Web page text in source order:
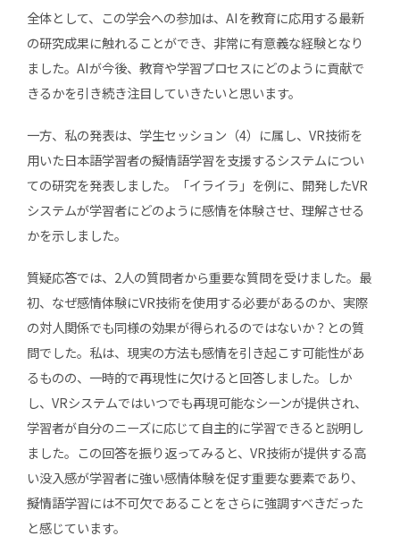
全体として、この学会への参加は、AIを教育に応用する最新
の研究成果に触れることができ、非常に有意義な経験となり
ました。AIが今後、教育や学習プロセスにどのように貢献で
きるかを引き続き注目していきたいと思います。
一方、私の発表は、学生セッション（4）に属し、VR技術を
用いた日本語学習者の擬情語学習を支援するシステムについ
ての研究を発表しました。「イライラ」を例に、開発したVR
システムが学習者にどのように感情を体験させ、理解させる
かを示しました。
質疑応答では、2人の質問者から重要な質問を受けました。最
初、なぜ感情体験にVR技術を使用する必要があるのか、実際
の対人関係でも同様の効果が得られるのではないか？との質
問でした。私は、現実の方法も感情を引き起こす可能性があ
るものの、一時的で再現性に欠けると回答しました。しか
し、VRシステムではいつでも再現可能なシーンが提供され、
学習者が自分のニーズに応じて自主的に学習できると説明し
ました。この回答を振り返ってみると、VR技術が提供する高
い没入感が学習者に強い感情体験を促す重要な要素であり、
擬情語学習には不可欠であることをさらに強調すべきだった
と感じています。